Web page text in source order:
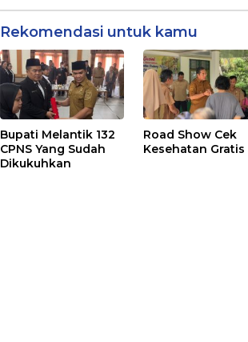
Rekomendasi untuk kamu
Bupati Melantik 132
CPNS Yang Sudah
Dikukuhkan
Road Show Cek
Kesehatan Gratis